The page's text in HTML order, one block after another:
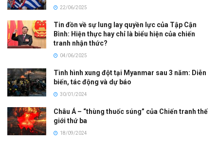
22/06/2025
Tin đồn về sự lung lay quyền lực của Tập Cận
Bình: Hiện thực hay chỉ là biểu hiện của chiến
tranh nhận thức?
04/06/2025
Tình hình xung đột tại Myanmar sau 3 năm: Diễn
biến, tác động và dự báo
30/01/2024
Châu Á – “thùng thuốc súng” của Chiến tranh thế
giới thứ ba
18/09/2024